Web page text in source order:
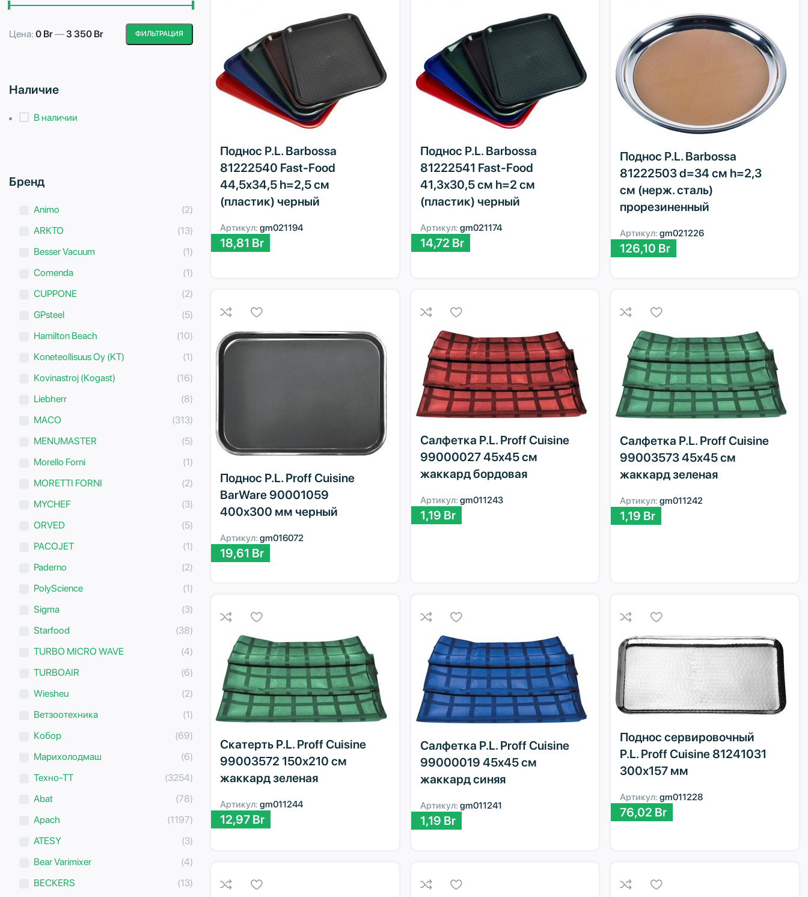
Минимальная
Максимальная
ФИЛЬТРАЦИЯ
Цена: 0 Br—3 350 Br
Наличие
В наличии
Бренд
Animo
(2)
ARKTO
(13)
Besser Vacuum
(1)
Comenda
(1)
CUPPONE
(2)
GPsteel
(5)
Hamilton Beach
(10)
Koneteollisuus Oy (KT)
(1)
Kovinastroj (Kogast)
(16)
Liebherr
(8)
MACO
(313)
MENUMASTER
(5)
Morello Forni
(1)
MORETTI FORNI
(2)
MYCHEF
(3)
ORVED
(5)
PACOJET
(1)
Paderno
(2)
PolyScience
(1)
Sigma
(3)
Starfood
(38)
TURBO MICRO WAVE
(4)
TURBOAIR
(6)
Wiesheu
(2)
Ветзоотехника
(1)
Кобор
(69)
Марихолодмаш
(6)
Техно-ТТ
(3254)
Abat
(78)
Apach
(1197)
ATESY
(3)
Bear Varimixer
(4)
BECKERS
(13)
Поднос P.L. Barbossa
81222540 Fast-Food
44,5х34,5 h=2,5 см
(пластик) черный
Артикул: gm021194
18,81 Br
Поднос P.L. Barbossa
81222541 Fast-Food
41,3х30,5 см h=2 см
(пластик) черный
Артикул: gm021174
14,72 Br
Поднос P.L. Barbossa
81222503 d=34 см h=2,3
см (нерж. сталь)
прорезиненный
Артикул:gm021226
126,10 Br
Поднос P.L. Proff Cuisine
BarWare 90001059
400х300 мм черный
Артикул: gm016072
19,61 Br
Салфетка P.L. Proff Cuisine
99000027 45х45 см
жаккард бордовая
Артикул: gm011243
1,19 Br
Салфетка P.L. Proff Cuisine
99003573 45х45 см
жаккард зеленая
Артикул:gm011242
1,19 Br
Скатерть P.L. Proff Cuisine
99003572 150х210 см
жаккард зеленая
Артикул: gm011244
12,97 Br
Салфетка P.L. Proff Cuisine
99000019 45х45 см
жаккард синяя
Артикул: gm011241
1,19 Br
Поднос сервировочный
P.L. Proff Cuisine 81241031
300х157 мм
Артикул:gm011228
76,02 Br